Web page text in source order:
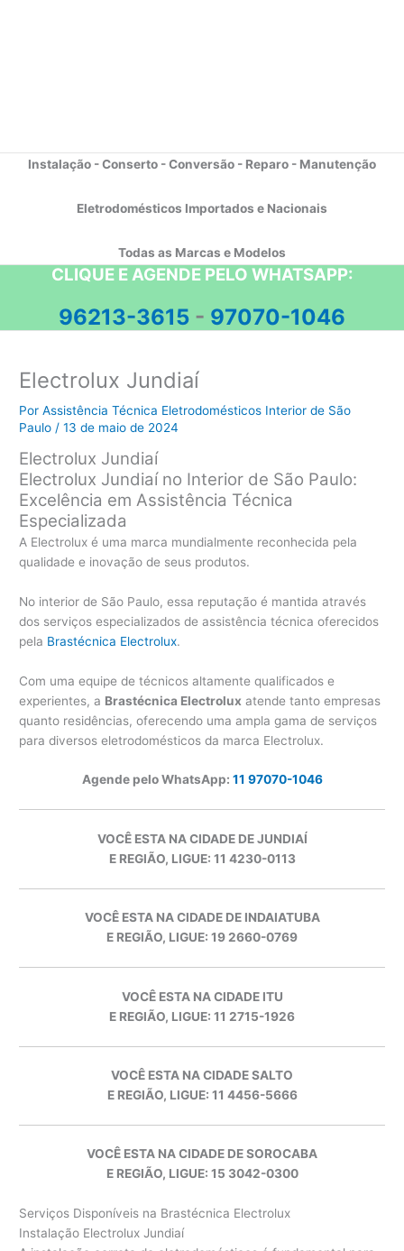
Instalação - Conserto - Conversão - Reparo - Manutenção
Eletrodomésticos Importados e Nacionais
Todas as Marcas e Modelos
CLIQUE E AGENDE PELO WHATSAPP:
96213-3615 - 97070-1046
Electrolux Jundiaí
PorAssistência Técnica Eletrodomésticos Interior de São
Paulo /13 de maio de 2024
Electrolux Jundiaí
Electrolux Jundiaí no Interior de São Paulo:
Excelência em Assistência Técnica
Especializada
A Electrolux é uma marca mundialmente reconhecida pela
qualidade e inovação de seus produtos.
No interior de São Paulo, essa reputação é mantida através
dos serviços especializados de assistência técnica oferecidos
pela Brastécnica Electrolux.
Com uma equipe de técnicos altamente qualificados e
experientes, a Brastécnica Electrolux atende tanto empresas
quanto residências, oferecendo uma ampla gama de serviços
para diversos eletrodomésticos da marca Electrolux.
Agende pelo WhatsApp: 11 97070-1046
VOCÊ ESTA NA CIDADE DE JUNDIAÍ
E REGIÃO, LIGUE: 11 4230-0113
VOCÊ ESTA NA CIDADE DE INDAIATUBA
E REGIÃO, LIGUE: 19 2660-0769
VOCÊ ESTA NA CIDADE ITU
E REGIÃO, LIGUE: 11 2715-1926
VOCÊ ESTA NA CIDADE SALTO
E REGIÃO, LIGUE: 11 4456-5666
VOCÊ ESTA NA CIDADE DE SOROCABA
E REGIÃO, LIGUE: 15 3042-0300
Serviços Disponíveis na Brastécnica Electrolux
Instalação Electrolux Jundiaí